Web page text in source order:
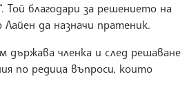
Той благодари за решението на
Лайен да назначи пратеник.
държава членка и след решаване
по редица въпроси, които